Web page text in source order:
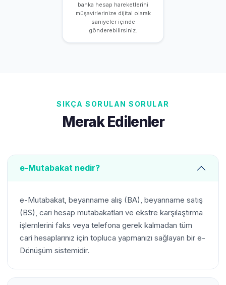
banka hesap hareketlerini
müşavirlerinize dijital olarak
saniyeler içinde
gönderebilirsiniz.
SIKÇA SORULAN SORULAR
Merak Edilenler
e-Mutabakat nedir?
e-Mutabakat, beyanname alış (BA), beyanname satış
(BS), cari hesap mutabakatları ve ekstre karşılaştırma
işlemlerini faks veya telefona gerek kalmadan tüm
cari hesaplarınız için topluca yapmanızı sağlayan bir e-
Dönüşüm sistemidir.